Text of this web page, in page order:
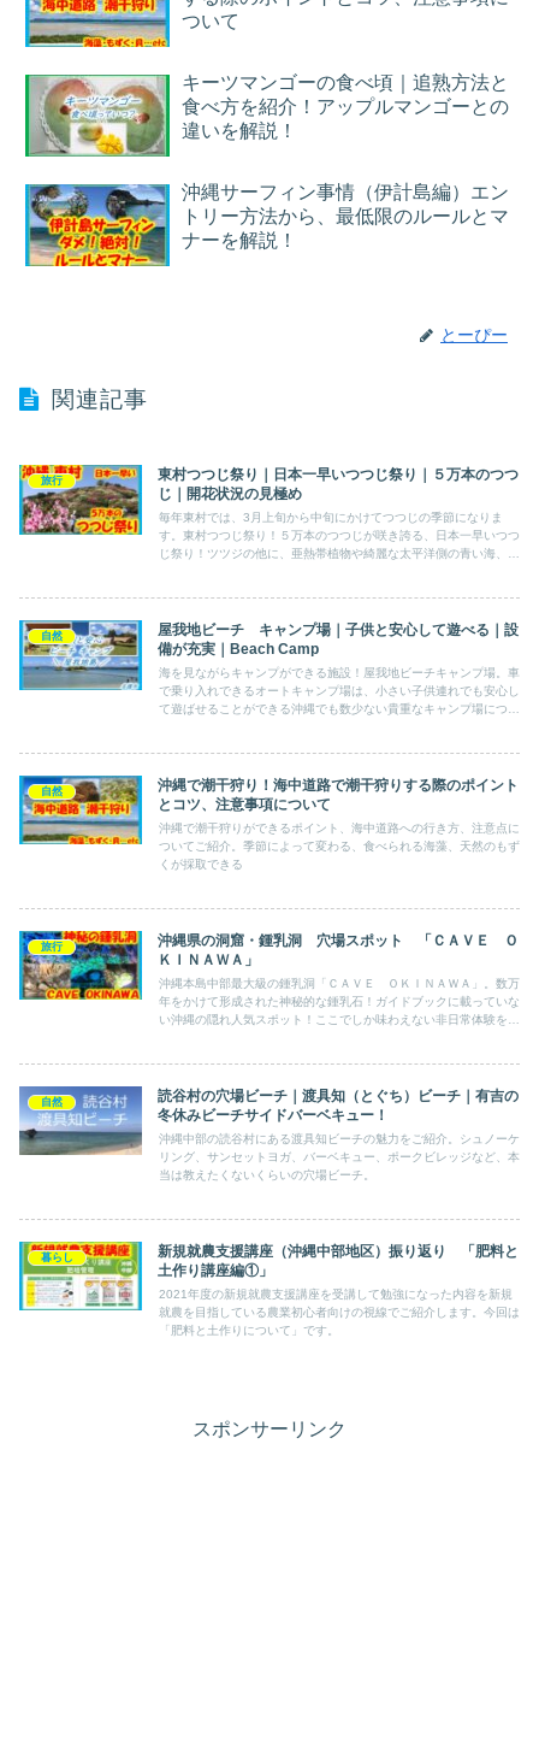
ついて
キーツマンゴーの食べ頃｜追熟方法と
食べ方を紹介！アップルマンゴーとの
違いを解説！
沖縄サーフィン事情（伊計島編）エン
トリー方法から、最低限のルールとマ
ナーを解説！
とーぴー
関連記事
旅行
東村つつじ祭り｜日本一早いつつじ祭り｜５万本のつつ
じ｜開花状況の見極め
毎年東村では、3月上旬から中旬にかけてつつじの季節になりま
す。東村つつじ祭り！５万本のつつじが咲き誇る、日本一早いつつ
じ祭り！ツツジの他に、亜熱帯植物や綺麗な太平洋側の青い海、パ
自然
屋我地ビーチ キャンプ場｜子供と安心して遊べる｜設
備が充実｜Beach Camp
海を見ながらキャンプができる施設！屋我地ビーチキャンプ場。車
で乗り入れできるオートキャンプ場は、小さい子供連れでも安心し
て遊ばせることができる沖縄でも数少ない貴重なキャンプ場につい
自然
沖縄で潮干狩り！海中道路で潮干狩りする際のポイント
とコツ、注意事項について
沖縄で潮干狩りができるポイント、海中道路への行き方、注意点に
ついてご紹介。季節によって変わる、食べられる海藻、天然のもず
くが採取できる
旅行
沖縄県の洞窟・鍾乳洞 穴場スポット 「ＣＡＶＥ Ｏ
ＫＩＮＡＷＡ」
沖縄本島中部最大級の鍾乳洞「ＣＡＶＥ ＯＫＩＮＡＷＡ」。数万
年をかけて形成された神秘的な鍾乳石！ガイドブックに載っていな
い沖縄の隠れ人気スポット！ここでしか味わえない非日常体験をぜ
自然
読谷村の穴場ビーチ｜渡具知（とぐち）ビーチ｜有吉の
冬休みビーチサイドバーベキュー！
沖縄中部の読谷村にある渡具知ビーチの魅力をご紹介。シュノーケ
リング、サンセットヨガ、バーベキュー、ポークビレッジなど、本
当は教えたくないくらいの穴場ビーチ。
暮らし
新規就農支援講座（沖縄中部地区）振り返り 「肥料と
土作り講座編①」
2021年度の新規就農支援講座を受講して勉強になった内容を新規
就農を目指している農業初心者向けの視線でご紹介します。今回は
「肥料と土作りについて」です。
スポンサーリンク